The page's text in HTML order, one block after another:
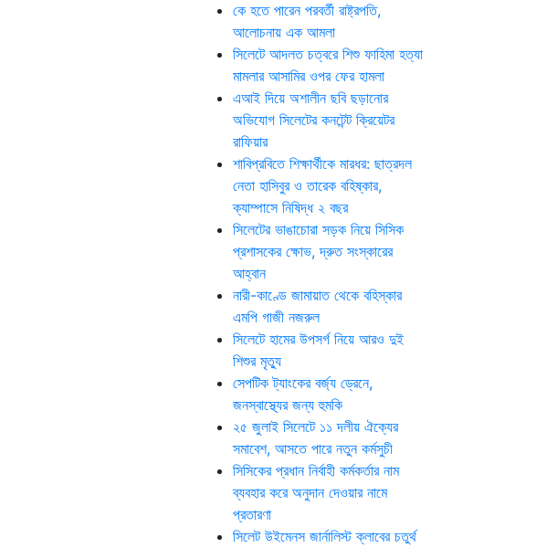
কে হতে পারেন পরবর্তী রাষ্ট্রপতি,
আলোচনায় এক আমলা
সিলেটে আদলত চত্বরে শিশু ফাহিমা হত্যা
মামলার আসামির ওপর ফের হামলা
এআই দিয়ে অশালীন ছবি ছড়ানোর
অভিযোগ সিলেটের কনটেন্ট ক্রিয়েটর
রাফিয়ার
শাবিপ্রবিতে শিক্ষার্থীকে মারধর: ছাত্রদল
নেতা হাসিবুর ও তারেক বহিষ্কার,
ক্যাম্পাসে নিষিদ্ধ ২ বছর
সিলেটের ভাঙাচোরা সড়ক নিয়ে সিসিক
প্রশাসকের ক্ষোভ, দ্রুত সংস্কারের
আহ্বান
নারী-কাণ্ডে জামায়াত থেকে বহিস্কার
এমপি গাজী নজরুল
সিলেটে হামের উপসর্গ নিয়ে আরও দুই
শিশুর মৃত্যু
সেপটিক ট্যাংকের বর্জ্য ড্রেনে,
জনস্বাস্থ্যের জন্য হুমকি
২৫ জুলাই সিলেটে ১১ দলীয় ঐক্যের
সমাবেশ, আসতে পারে নতুন কর্মসুচী
সিসিকের প্রধান নির্বাহী কর্মকর্তার নাম
ব্যবহার করে অনুদান দেওয়ার নামে
প্রতারণা
সিলেট উইমেনস জার্নালিস্ট ক্লাবের চতুর্থ